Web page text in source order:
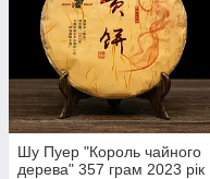
Шу Пуер "Король чайного
дерева" 357 грам 2023 рік